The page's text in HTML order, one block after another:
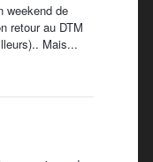
weekend de
retour au DTM
Mais...